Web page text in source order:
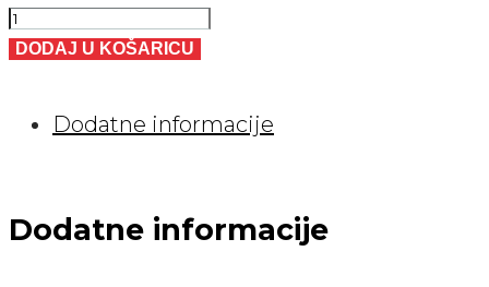
CITY
GIRL
DODAJ U KOŠARICU
Dodatne informacije
Dodatne informacije